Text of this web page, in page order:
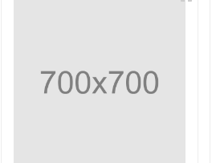
8393.501 -
8393.512 -
8756.2010 -